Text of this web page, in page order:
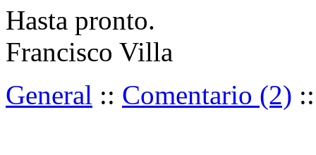
Hasta pronto.
Francisco Villa
General :: Comentario (2)